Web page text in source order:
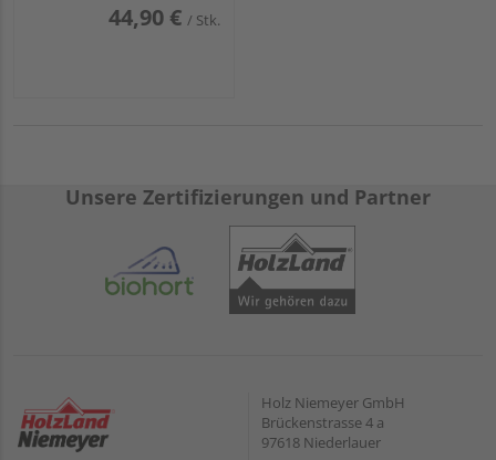
44,90 € / Stk.
Unsere Zertifizierungen und Partner
Holz Niemeyer GmbH
Brückenstrasse 4 a
97618 Niederlauer